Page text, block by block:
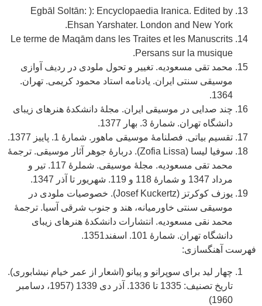
Egbāl Soltān: ): Encyclopaedia Iranica. Edited by
Ehsan Yarshater. London and New York.
Le terme de Maqām dans les Traites et les Manuscrits
Persans sur la musique.
محمد تقی مسعودیه. تغییر و تحول ملودی در ردیف آوازی
موسیقی سنتی ایران. یادنامه استاد محمود کریمی. تهران.
1364.
چند صدایی در موسیقی ایران. مجلۀ دانشکدۀ هنرهای زیبای
دانشگاه تهران. شمارۀ 3. بهار 1377.
تقسیم بیاتی. فصلنامۀ موسیقی ماهور. شمارۀ 1. پاییز 1377.
سوفیا لیسا (Zofia Lissa). دربارۀ جوهر آثار موسیقی. ترجمۀ
محمد تقی مسعودیه. مجلۀ موسیقی. شملرۀ 117. تیر و
مرداد 1347 و شمارۀ 118 و 119. شهریور تا آذر 1347.
یوزف کوکرتز (Josef Kuckertz). خصوصیات ملودی در
موسیقی سنتی خاورمیانه، هند و جنوب شرقی آسیا. ترجمۀ
محمد نقی مسعودیه. انتشارات دانشکدۀ هنرهای زیبای
دانشگاه تهران. شمارۀ 101. اسفند1351.
فهرست آهنگسازی:
چهار لید برای سوپرانو و پیانو (اشعار از عمر خیام نیشابوری).
تاریخ تصنیف: 1335 تا 1336. آذر دی 1339 (1957، دسامبر
1960)